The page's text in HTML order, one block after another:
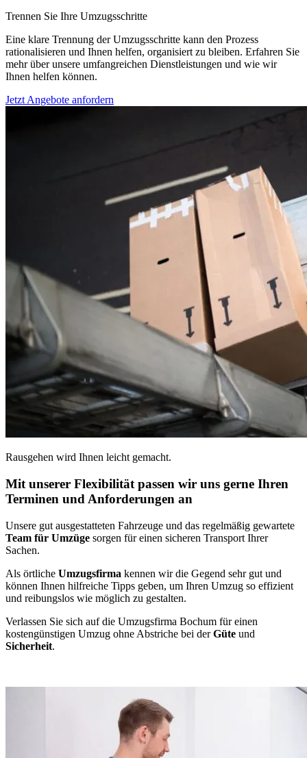
Trennen Sie Ihre Umzugsschritte
Eine klare Trennung der Umzugsschritte kann den Prozess
rationalisieren und Ihnen helfen, organisiert zu bleiben. Erfahren Sie
mehr über unsere umfangreichen Dienstleistungen und wie wir
Ihnen helfen können.
Jetzt Angebote anfordern
Rausgehen wird Ihnen leicht gemacht.
Mit unserer Flexibilität passen wir uns gerne Ihren
Terminen und Anforderungen an
Unsere gut ausgestatteten Fahrzeuge und das regelmäßig gewartete
Team für Umzüge sorgen für einen sicheren Transport Ihrer
Sachen.
Als örtliche Umzugsfirma kennen wir die Gegend sehr gut und
können Ihnen hilfreiche Tipps geben, um Ihren Umzug so effizient
und reibungslos wie möglich zu gestalten.
Verlassen Sie sich auf die Umzugsfirma Bochum für einen
kostengünstigen Umzug ohne Abstriche bei derGüte und
Sicherheit.